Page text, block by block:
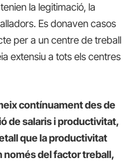
la legitimació, la
Es donaven casos
per a un centre de treball
extensiu a tots els centres
contínuament des de
de salaris i productivitat,
que la productivitat
només del factor treball,